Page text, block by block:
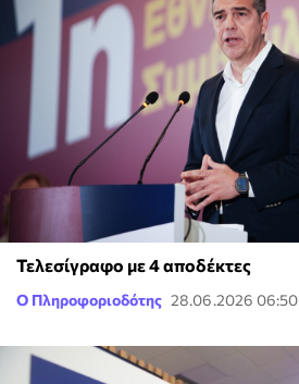
Τελεσίγραφο με 4 αποδέκτες
Ο Πληροφοριοδότης 28.06.2026 06:50